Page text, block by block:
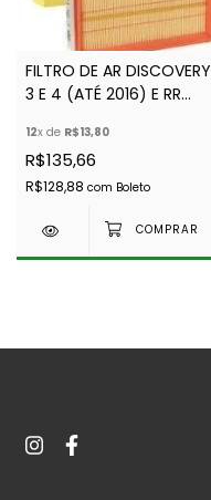
FILTRO DE AR DISCOVERY
3 E 4 (ATÉ 2016) E RR
MARCA MANN -
PHE0000112 G - PHE000112
12x de R$13,80
R$135,66
R$128,88 com Boleto